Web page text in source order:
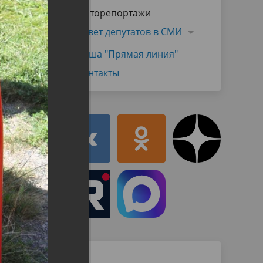
Муниципальная служба
Объявления
имущественного характера
Информационные материалы
Фоторепортажи
Совет депутатов в СМИ
Наша "Прямая линия"
Контакты